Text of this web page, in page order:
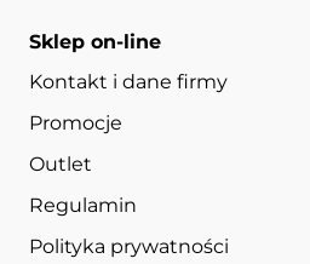
Sklep on-line
Kontakt i dane firmy
Promocje
Outlet
Regulamin
Polityka prywatności